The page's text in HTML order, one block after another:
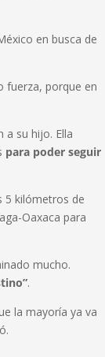
en busca de
fuerza, porque en
a su hijo. Ella
para poder seguir
5 kilómetros de
Oaxaca para
mucho.
.
la mayoría ya va